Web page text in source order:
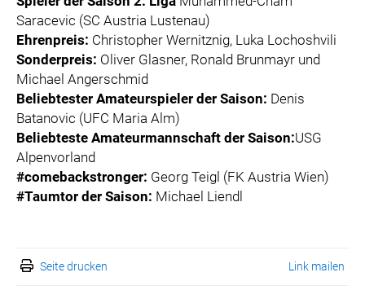
Saracevic (SC Austria Lustenau)
Ehrenpreis: Christopher Wernitznig, Luka Lochoshvili
Sonderpreis: Oliver Glasner, Ronald Brunmayr und
Michael Angerschmid
Beliebtester Amateurspieler der Saison: Denis
Batanovic (UFC Maria Alm)
Beliebteste Amateurmannschaft der Saison:USG
Alpenvorland
#comebackstronger: Georg Teigl (FK Austria Wien)
#Taumtor der Saison: Michael Liendl
Seite drucken Link mailen